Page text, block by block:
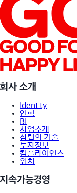
회사 소개
Identity
연혁
BI
사업소개
삼립의 기술
투자정보
컴플라이언스
위치
지속가능경영